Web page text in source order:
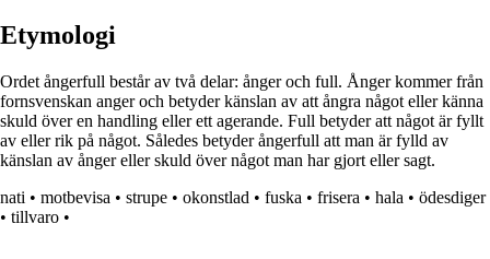
Etymologi
Ordet ångerfull består av två delar: ånger och full. Ånger kommer från
fornsvenskan anger och betyder känslan av att ångra något eller känna
skuld över en handling eller ett agerande. Full betyder att något är fyllt
av eller rik på något. Således betyder ångerfull att man är fylld av
känslan av ånger eller skuld över något man har gjort eller sagt.
nati • motbevisa • strupe • okonstlad • fuska • frisera • hala • ödesdiger
• tillvaro •